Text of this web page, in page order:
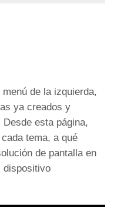
de la izquierda,
ya creados y
esta página,
tema, a qué
de pantalla en
dispositivo